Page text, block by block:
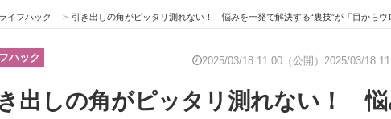
ライフハック > 引き出しの角がピッタリ測れない！ 悩みを一発で解決する“裏技”が「目からウロコ」「スッキリしました」
ハック 2025/03/18 11:00（公開） 2025/03/18
出しの角がピッタリ測れない！ 悩